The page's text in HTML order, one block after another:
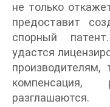
не только
предоставит
спорный
удастся
производителям,
разглашаются.